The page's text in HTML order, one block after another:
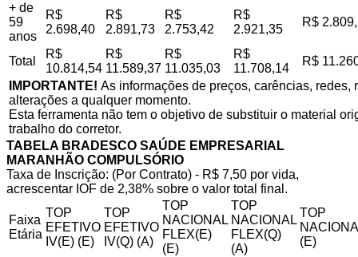
+ de
59
anos
R$
2.698,40
R$
2.891,73
R$
2.753,42
R$
2.921,35
R$
Total
R$
10.814,54
R$
11.589,37
R$
11.035,03
R$
11.708,14
R$
IMPORTANTE! As informações de preços, carências,
alterações a qualquer momento.
Esta ferramenta não tem o objetivo de substituir o material
trabalho do corretor.
TABELA BRADESCO SAÚDE EMPRESARIAL
MARANHÃO COMPULSÓRIO
Taxa de Inscrição: (Por Contrato) - R$ 7,50 por vida,
acrescentar IOF de 2,38% sobre o valor total final.
Faixa
Etária
TOP
EFETIVO
IV(E) (E)
TOP
EFETIVO
IV(Q) (A)
TOP
NACIONAL
FLEX(E)
(E)
TOP
NACIONAL
FLEX(Q)
(A)
TOP
(E)